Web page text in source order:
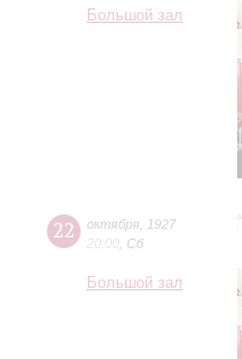
Большой зал
22 октября
1927
20:00 Сб
Большой зал